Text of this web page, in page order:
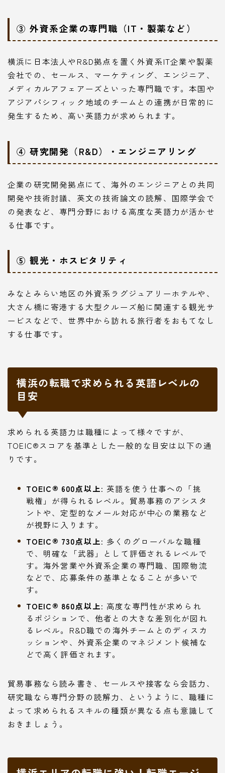
③ 外資系企業の専門職（IT・製薬など）
横浜に日本法人やR&D拠点を置く外資系IT企業や製薬
会社での、セールス、マーケティング、エンジニア、
メディカルアフェアーズといった専門職です。本国や
アジアパシフィック地域のチームとの連携が日常的に
発生するため、高い英語力が求められます。
④ 研究開発（R&D）・エンジニアリング
企業の研究開発拠点にて、海外のエンジニアとの共同
開発や技術討議、英文の技術論文の読解、国際学会で
の発表など、専門分野における高度な英語力が活かせ
る仕事です。
⑤ 観光・ホスピタリティ
みなとみらい地区の外資系ラグジュアリーホテルや、
大さん橋に寄港する大型クルーズ船に関連する観光サ
ービスなどで、世界中から訪れる旅行者をおもてなし
する仕事です。
横浜の転職で求められる英語レベルの
目安
求められる英語力は職種によって様々ですが、
TOEIC®スコアを基準とした一般的な目安は以下の通
りです。
TOEIC® 600点以上: 英語を使う仕事への「挑
戦権」が得られるレベル。貿易事務のアシスタ
ントや、定型的なメール対応が中心の業務など
が視野に入ります。
TOEIC® 730点以上: 多くのグローバルな職種
で、明確な「武器」として評価されるレベルで
す。海外営業や外資系企業の専門職、国際物流
などで、応募条件の基準となることが多いで
す。
TOEIC® 860点以上: 高度な専門性が求められ
るポジションで、他者との大きな差別化が図れ
るレベル。R&D職での海外チームとのディスカ
ッションや、外資系企業のマネジメント候補な
どで高く評価されます。
貿易事務なら読み書き、セールスや接客なら会話力、
研究職なら専門分野の読解力、というように、職種に
よって求められるスキルの種類が異なる点も意識して
おきましょう。